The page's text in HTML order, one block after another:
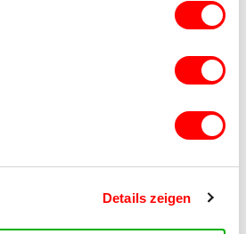
Details zeigen